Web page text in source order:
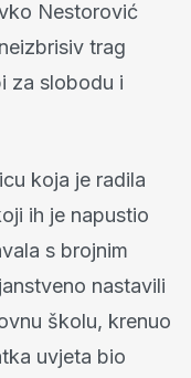
Nestorović
trag
za slobodu i
koja je radila
ih je napustio
s brojnim
nastavili
školu, krenuo
uvjeta bio